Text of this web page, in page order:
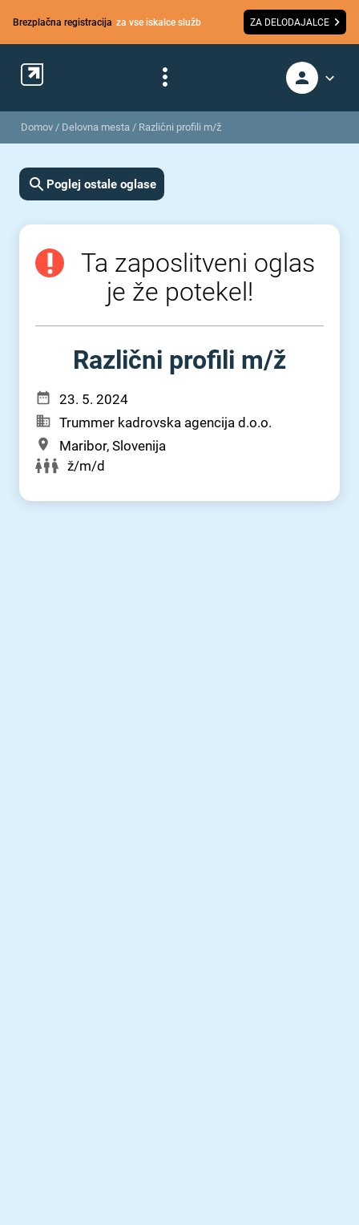
Brezplačna registracija za vse iskalce služb ZA DELODAJALCE
Domov / Delovna mesta / Različni profili m/ž
Poglej ostale oglase
Ta zaposlitveni oglas
je že potekel!
Različni profili m⁠/⁠ž
23. 5. 2024
Trummer kadrovska agencija d.o.o.
Maribor, Slovenija
ž/m/d